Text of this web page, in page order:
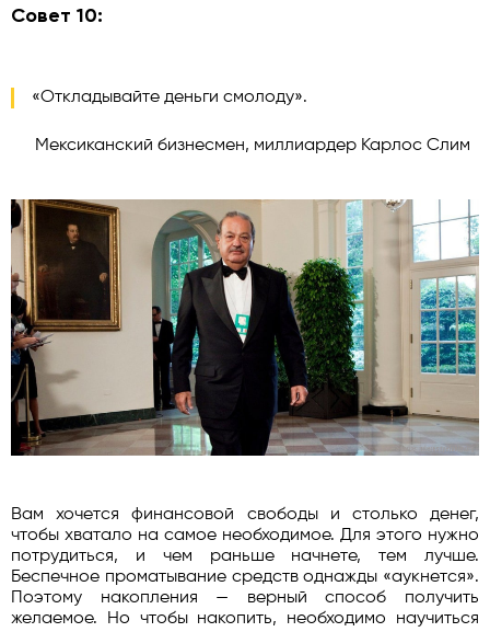
Совет 10:
«Откладывайте деньги смолоду».
Мексиканский бизнесмен, миллиардер Карлос Слим
Вам хочется финансовой свободы и столько денег,
чтобы хватало на самое необходимое. Для этого нужно
потрудиться, и чем раньше начнете, тем лучше.
Беспечное проматывание средств однажды «аукнется».
Поэтому накопления — верный способ получить
желаемое. Но чтобы накопить, необходимо научиться